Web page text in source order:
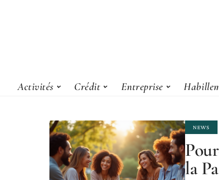
Activités Crédit Entreprise
NEWS
la